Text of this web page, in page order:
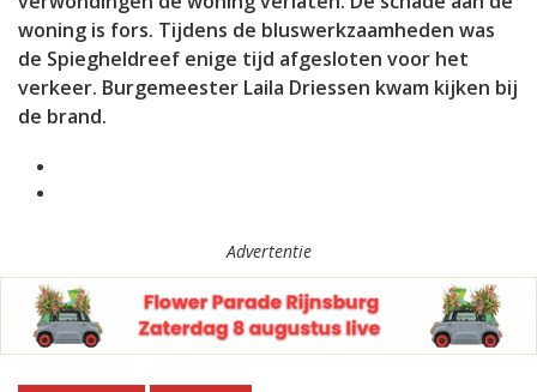
woning is fors. Tijdens de bluswerkzaamheden was
de Spiegheldreef enige tijd afgesloten voor het
verkeer. Burgemeester Laila Driessen kwam kijken bij
de brand.
Advertentie